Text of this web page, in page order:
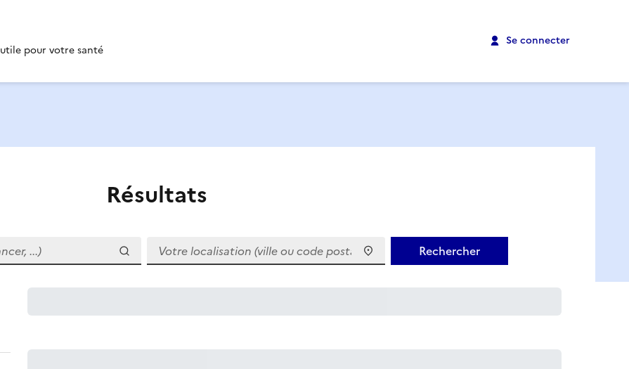
pour votre santé
Se connecter
Résultats
...) Votre localisation (ville ou code postal)